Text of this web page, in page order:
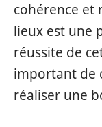
cohérence et
lieux est une
réussite de
important de
réaliser une